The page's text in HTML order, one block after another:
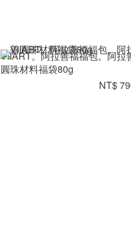
VIIART。阿拉善福福包。阿拉
圓珠材料福袋80g
NT$